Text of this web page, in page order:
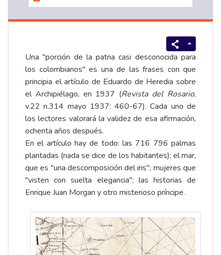
Una "porción de la patria casi desconocida para
los colombianos" es una de las frases con que
principia el artículo de Eduardo de Heredia sobre
el Archipiélago, en 1937 (Revista del Rosario,
v.22 n.314 mayo 1937: 460-67). Cada uno de
los lectores valorará la validez de esa afirmación,
ochenta años después.
En el artículo hay de todo: las 716 796 palmas
plantadas (nada se dice de los habitantes); el mar,
que es "una descomposición del iris"; mujeres que
"visten con suelta elegancia"; las historias de
Enrique Juan Morgan y otro misterioso príncipe.